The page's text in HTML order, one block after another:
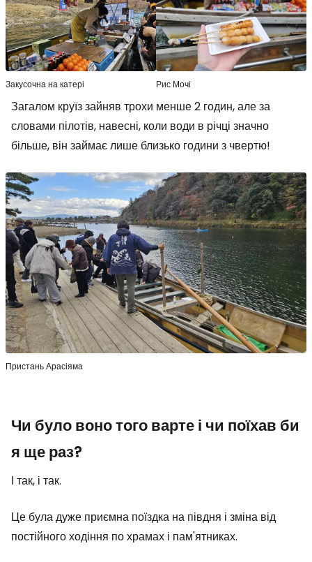
Закусочна на катері Рис Мочі
Загалом круїз зайняв трохи менше 2 годин, але за
словами пілотів, навесні, коли води в річці значно
більше, він займає лише близько години з чвертю!
Пристань Арасіяма
Чи було воно того варте і чи поїхав би
я ще раз?
І так, і так.
Це була дуже приємна поїздка на півдня і зміна від
постійного ходіння по храмах і пам'ятниках.